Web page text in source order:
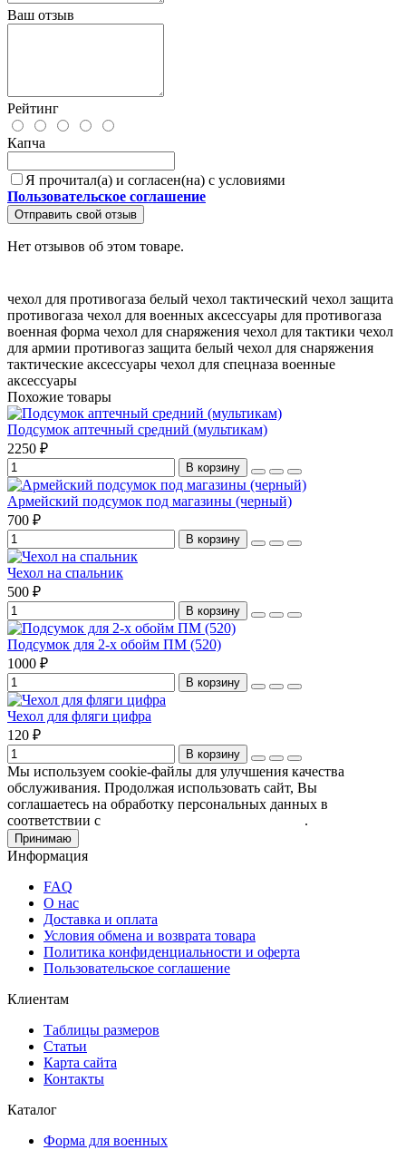
Ваш отзыв
Рейтинг
Капча
Я прочитал(а) и согласен(на) с условиями
Пользовательское соглашение
Отправить свой отзыв
Нет отзывов об этом товаре.
чехол для противогаза белый чехол тактический чехол защита
противогаза чехол для военных аксессуары для противогаза
военная форма чехол для снаряжения чехол для тактики чехол
для армии противогаз защита белый чехол для снаряжения
тактические аксессуары чехол для спецназа военные
аксессуары
Похожие товары
Подсумок аптечный средний (мультикам)
2250 ₽
В корзину
Армейский подсумок под магазины (черный)
700 ₽
В корзину
Чехол на спальник
500 ₽
В корзину
Подсумок для 2-х обойм ПМ (520)
1000 ₽
В корзину
Чехол для фляги цифра
120 ₽
В корзину
Мы используем cookie-файлы для улучшения качества
обслуживания. Продолжая использовать сайт, Вы
соглашаетесь на обработку персональных данных в
соответствии с
.
Принимаю
Информация
FAQ
О нас
Доставка и оплата
Условия обмена и возврата товара
Политика конфиденциальности и оферта
Пользовательское соглашение
Клиентам
Таблицы размеров
Статьи
Карта сайта
Контакты
Каталог
Форма для военных